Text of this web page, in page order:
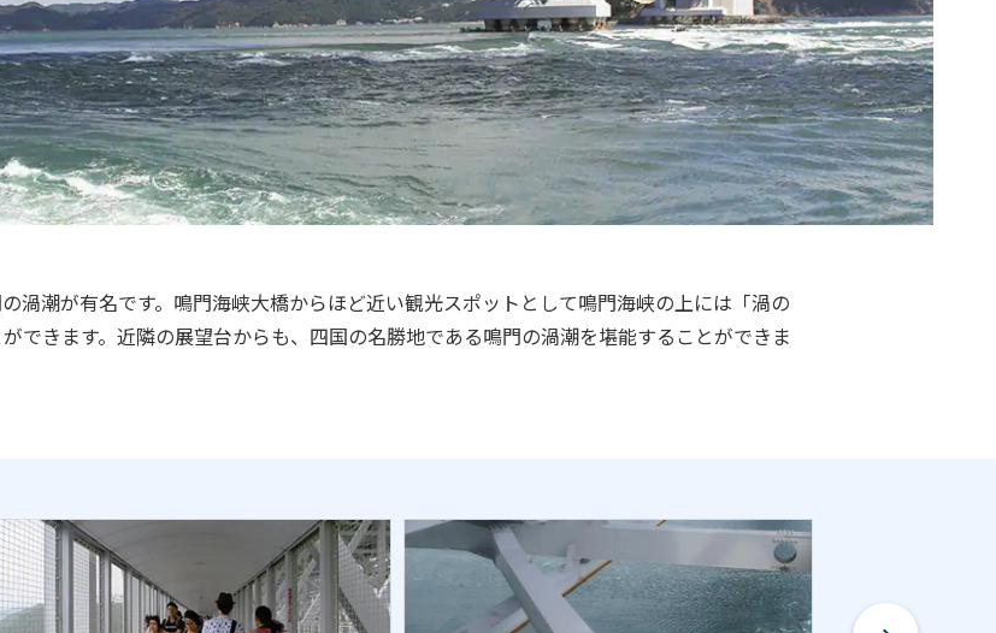
渦潮が有名です。鳴門海峡大橋からほど近い観光スポットとして鳴門海峡の上には「渦の
できます。近隣の展望台からも、四国の名勝地である鳴門の渦潮を堪能することができま